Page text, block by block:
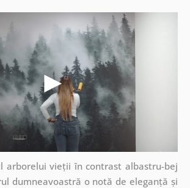
arborelui vieții în contrast albastru-bej
dumneavoastră o notă de eleganță și